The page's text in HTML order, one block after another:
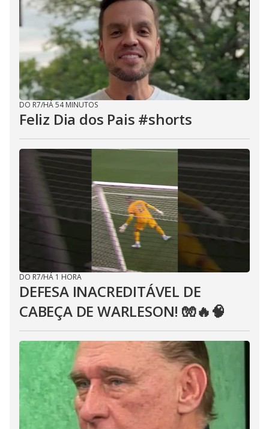
DO R7/HÁ 54 MINUTOS
Feliz Dia dos Pais #shorts
DO R7/HÁ 1 HORA
DEFESA INACREDITÁVEL DE
CABEÇA DE WARLESON! 🧤🔥🧠